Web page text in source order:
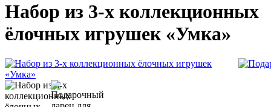
Набор из 3-х коллекционных
ёлочных игрушек «Умка»